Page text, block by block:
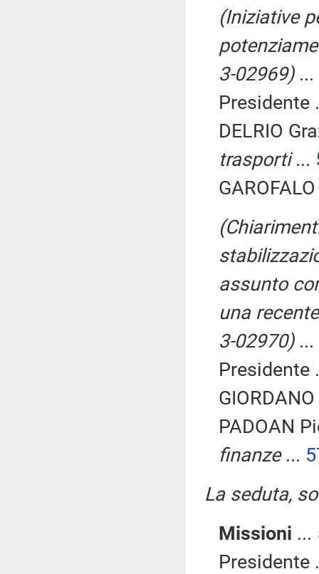
(Iniziative
3-02969)...
Presidente
DELRIO
trasporti...
assunto
una
3-02970)...
Presidente
PADOAN
finanze...
La seduta,
Missioni ...
Presidente